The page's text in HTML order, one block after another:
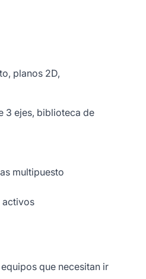
planos 2D,
3 ejes, biblioteca de
multipuesto
activos
que necesitan ir